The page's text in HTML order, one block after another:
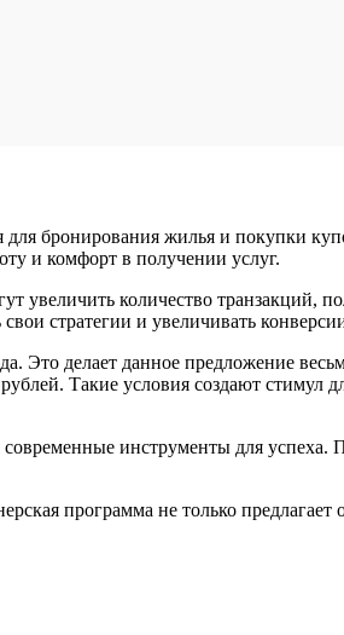
бронирования жилья и покупки
и комфорт в получении услуг.
увеличить количество транзакций,
стратегии и увеличивать
Это делает данное предложение
Такие условия создают стимул
современные инструменты для успеха.
программа не только предлагает